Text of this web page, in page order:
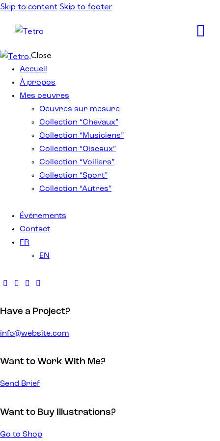
Skip to content Skip to footer
Close
Accueil
À propos
Mes oeuvres
Oeuvres sur mesure
Collection “Chevaux”
Collection “Musiciens”
Collection “Oiseaux”
Collection “Voiliers”
Collection “Sport”
Collection “Autres”
Événements
Contact
FR
EN
Have a Project?
info@website.com
Want to Work With Me?
Send Brief
Want to Buy Illustrations?
Go to Shop